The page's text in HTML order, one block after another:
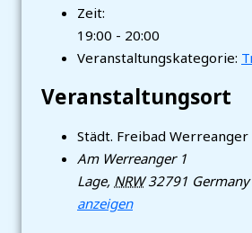
Zeit:
19:00 - 20:00
Veranstaltungskategorie:
Veranstaltungsort
Städt. Freibad Werreanger
Am Werreanger 1
Lage, NRW 32791 Germany
anzeigen